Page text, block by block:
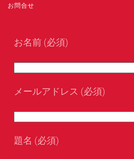
お問合せ
お名前 (必須)
メールアドレス (必須)
題名 (必須)